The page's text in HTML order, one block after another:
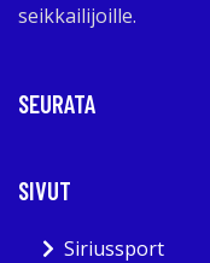
seikkailijoille.
SEURATA
SIVUT
Siriussport